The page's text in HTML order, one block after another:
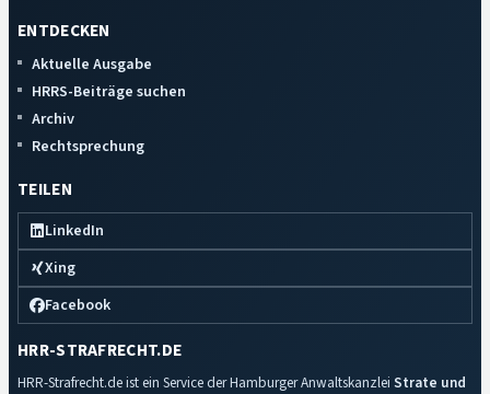
ENTDECKEN
Aktuelle Ausgabe
HRRS-Beiträge suchen
Archiv
Rechtsprechung
TEILEN
LinkedIn
Xing
Facebook
HRR-STRAFRECHT.DE
HRR-Strafrecht.de ist ein Service der Hamburger Anwaltskanzlei Strate und